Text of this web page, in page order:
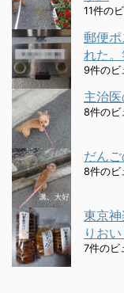
11件の
郵便
れた
9件のビ
主治
8件のビ
だんご
8件のビ
東京
りおい
7件のビ